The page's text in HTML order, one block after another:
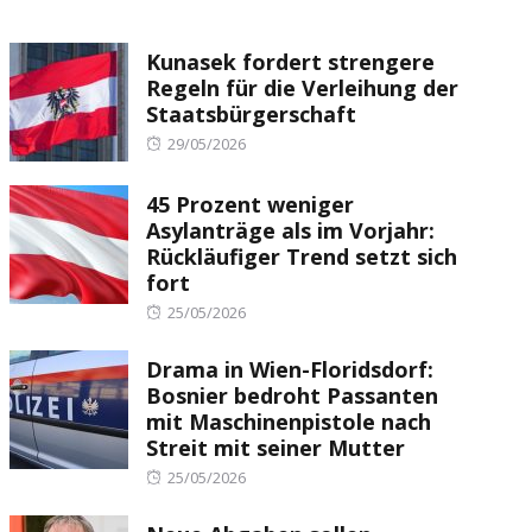
Kunasek fordert strengere
Regeln für die Verleihung der
Staatsbürgerschaft
Posted
29/05/2026
45 Prozent weniger
Asylanträge als im Vorjahr:
Rückläufiger Trend setzt sich
fort
Posted
25/05/2026
Drama in Wien-Floridsdorf:
Bosnier bedroht Passanten
mit Maschinenpistole nach
Streit mit seiner Mutter
Posted
25/05/2026